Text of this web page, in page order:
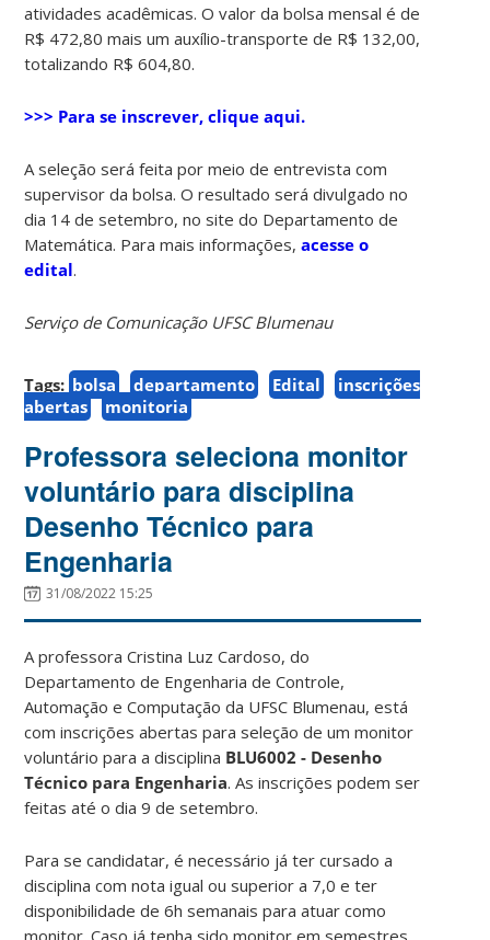
atividades acadêmicas. O valor da bolsa mensal é de
R$ 472,80 mais um auxílio-transporte de R$ 132,00,
totalizando R$ 604,80.
>>> Para se inscrever, clique aqui.
A seleção será feita por meio de entrevista com
supervisor da bolsa. O resultado será divulgado no
dia 14 de setembro, no site do Departamento de
Matemática. Para mais informações,acesse o
edital.
Serviço de Comunicação UFSC Blumenau
Tags: bolsa departamento Edital
inscrições
abertas
monitoria
Professora seleciona monitor
voluntário para disciplina
Desenho Técnico para
Engenharia
31/08/2022 15:25
A professora Cristina Luz Cardoso, do
Departamento de Engenharia de Controle,
Automação e Computação da UFSC Blumenau, está
com inscrições abertas para seleção de um monitor
voluntário para a disciplina BLU6002 - Desenho
Técnico para Engenharia. As inscrições podem ser
feitas até o dia 9 de setembro.
Para se candidatar, é necessário já ter cursado a
disciplina com nota igual ou superior a 7,0 e ter
disponibilidade de 6h semanais para atuar como
monitor. Caso já tenha sido monitor em semestres